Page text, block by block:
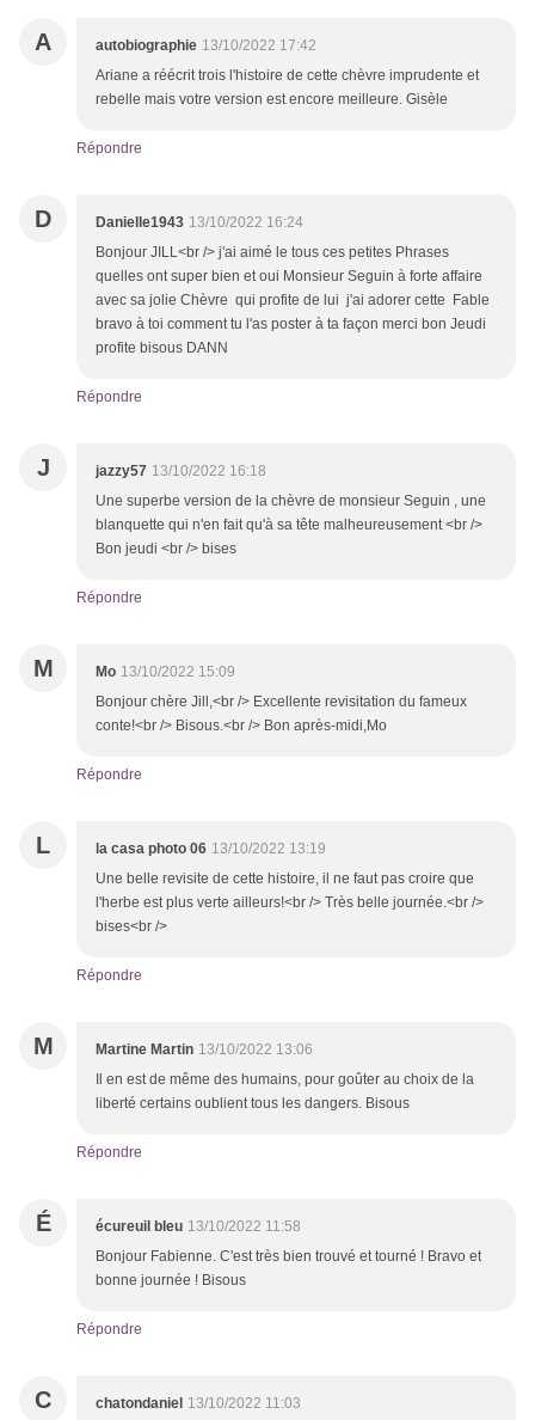
A autobiographie 13/10/2022 17:42
Ariane a réécrit trois l'histoire de cette chèvre imprudente et
rebelle mais votre version est encore meilleure. Gisèle
Répondre
D Danielle1943 13/10/2022 16:24
Bonjour JILL<br /> j'ai aimé le tous ces petites Phrases
quelles ont super bien et oui Monsieur Seguin à forte affaire
avec sa jolie Chèvre qui profite de lui j'ai adorer cette Fable
bravo à toi comment tu l'as poster à ta façon merci bon Jeudi
profite bisous DANN
Répondre
J jazzy57 13/10/2022 16:18
Une superbe version de la chèvre de monsieur Seguin , une
blanquette qui n'en fait qu'à sa tête malheureusement <br />
Bon jeudi <br /> bises
Répondre
M Mo 13/10/2022 15:09
Bonjour chère Jill,<br /> Excellente revisitation du fameux
conte!<br /> Bisous.<br /> Bon après-midi,Mo
Répondre
L la casa photo 06 13/10/2022 13:19
Une belle revisite de cette histoire, il ne faut pas croire que
l'herbe est plus verte ailleurs!<br /> Très belle journée.<br />
bises<br />
Répondre
M Martine Martin 13/10/2022 13:06
Il en est de même des humains, pour goûter au choix de la
liberté certains oublient tous les dangers. Bisous
Répondre
É écureuil bleu 13/10/2022 11:58
Bonjour Fabienne. C'est très bien trouvé et tourné ! Bravo et
bonne journée ! Bisous
Répondre
C chatondaniel 13/10/2022 11:03